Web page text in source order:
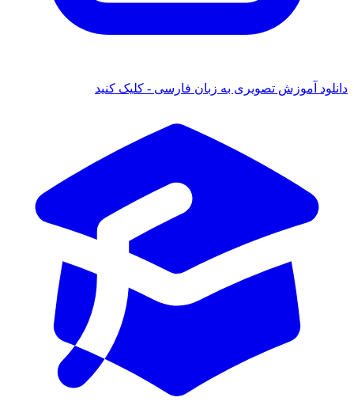
آموزش تصویری به زبان فارسی - کلیک کنید